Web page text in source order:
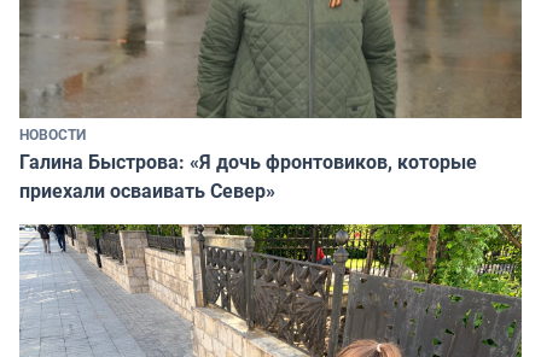
НОВОСТИ
Галина Быстрова: «Я дочь фронтовиков, которые
приехали осваивать Север»